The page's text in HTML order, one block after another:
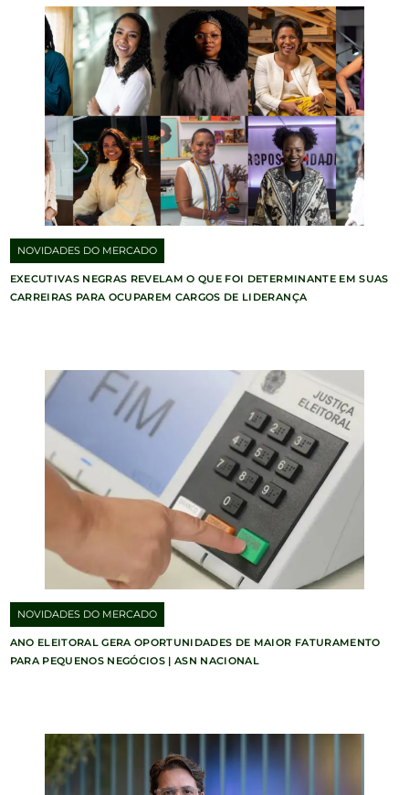
NOVIDADES DO MERCADO
EXECUTIVAS NEGRAS REVELAM O QUE FOI DETERMINANTE EM SUAS
CARREIRAS PARA OCUPAREM CARGOS DE LIDERANÇA
NOVIDADES DO MERCADO
ANO ELEITORAL GERA OPORTUNIDADES DE MAIOR FATURAMENTO
PARA PEQUENOS NEGÓCIOS | ASN NACIONAL